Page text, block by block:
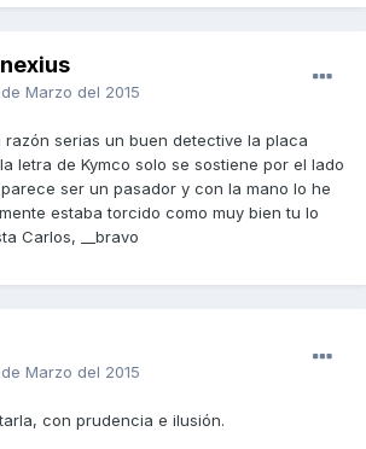
Marzo del 2015
serias un buen detective la placa
letra de Kymco solo se sostiene por el lado
ser un pasador y con la mano lo he
estaba torcido como muy bien tu lo
Carlos, __bravo
Marzo del 2015
con prudencia e ilusión.